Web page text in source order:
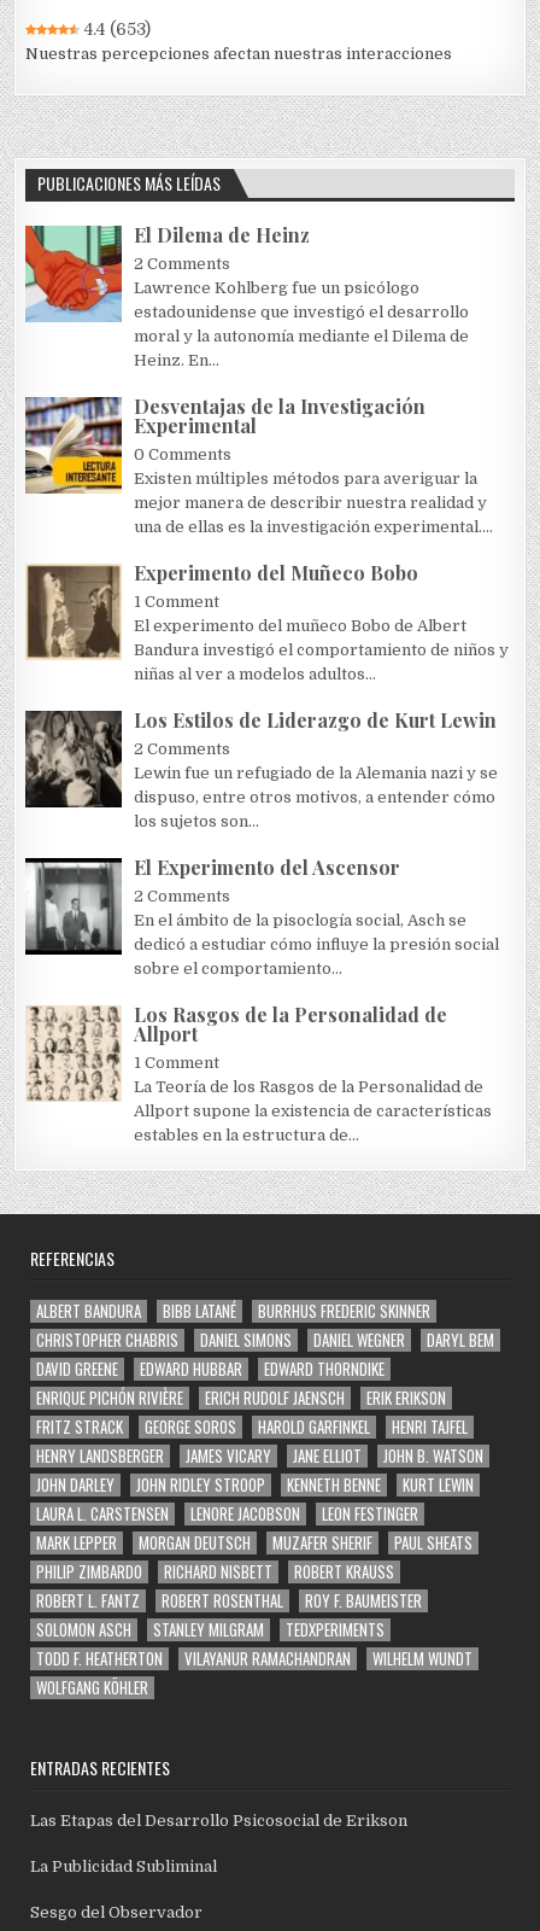
4.4 (653)
Nuestras percepciones afectan nuestras interacciones
PUBLICACIONES MÁS LEÍDAS
El Dilema de Heinz
2 Comments
Lawrence Kohlberg fue un psicólogo
estadounidense que investigó el desarrollo
moral y la autonomía mediante el Dilema de
Heinz. En...
Desventajas de la Investigación
Experimental
0 Comments
Existen múltiples métodos para averiguar la
mejor manera de describir nuestra realidad y
una de ellas es la investigación experimental....
Experimento del Muñeco Bobo
1 Comment
El experimento del muñeco Bobo de Albert
Bandura investigó el comportamiento de niños y
niñas al ver a modelos adultos...
Los Estilos de Liderazgo de Kurt Lewin
2 Comments
Lewin fue un refugiado de la Alemania nazi y se
dispuso, entre otros motivos, a entender cómo
los sujetos son...
El Experimento del Ascensor
2 Comments
En el ámbito de la pisoclogía social, Asch se
dedicó a estudiar cómo influye la presión social
sobre el comportamiento...
Los Rasgos de la Personalidad de
Allport
1 Comment
La Teoría de los Rasgos de la Personalidad de
Allport supone la existencia de características
estables en la estructura de...
REFERENCIAS
ALBERT BANDURA BIBB LATANÉ
BURRHUS FREDERIC SKINNER
CHRISTOPHER CHABRIS
DANIEL SIMONS DANIEL WEGNER
DARYL BEM
DAVID GREENE
EDWARD HUBBAR
EDWARD THORNDIKE
ENRIQUE PICHÓN RIVIÈRE
ERICH RUDOLF JAENSCH
ERIK ERIKSON
FRITZ STRACK
GEORGE SOROS HAROLD GARFINKEL
HENRI TAJFEL
HENRY LANDSBERGER
JAMES VICARY JANE ELLIOT
JOHN B. WATSON
JOHN DARLEY
JOHN RIDLEY STROOP KENNETH BENNE
KURT LEWIN
LAURA L. CARSTENSEN
LENORE JACOBSON
LEON FESTINGER
MARK LEPPER
MORGAN DEUTSCH MUZAFER SHERIF
PAUL SHEATS
PHILIP ZIMBARDO
RICHARD NISBETT
ROBERT KRAUSS
ROBERT L. FANTZ
ROBERT ROSENTHAL
ROY F. BAUMEISTER
SOLOMON ASCH
STANLEY MILGRAM
TEDXPERIMENTS
TODD F. HEATHERTON
VILAYANUR RAMACHANDRAN
WILHELM WUNDT
WOLFGANG KÖHLER
ENTRADAS RECIENTES
Las Etapas del Desarrollo Psicosocial de Erikson
La Publicidad Subliminal
Sesgo del Observador